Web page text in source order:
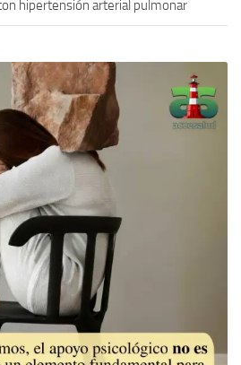
hipertensión arterial pulmonar